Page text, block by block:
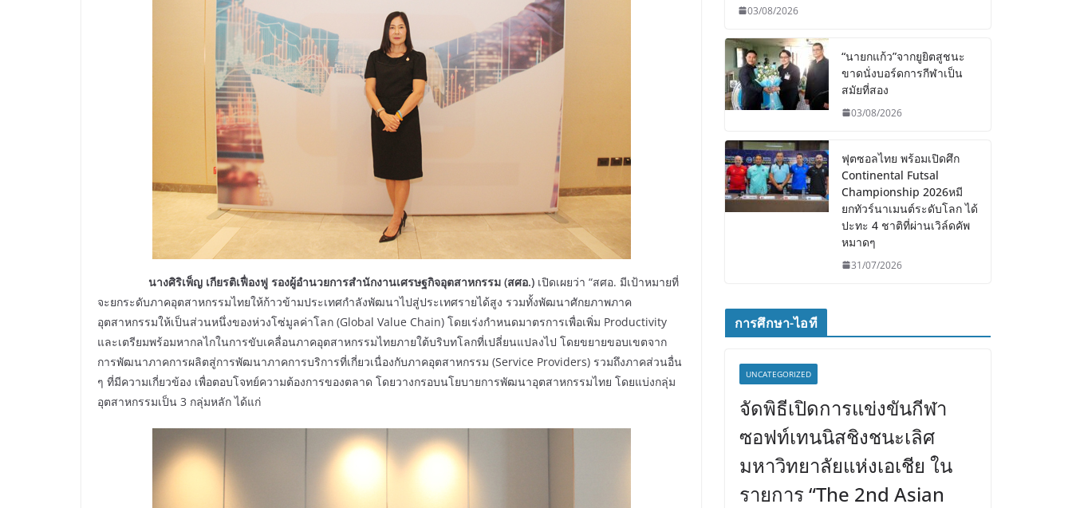
นางศิริเพ็ญ เกียรติเฟื่องฟู รองผู้อำนวยการสำนักงานเศรษฐกิจอุตสาหกรรม (สศอ.) เปิดเผยว่า “สศอ. มีเป้าหมายที่
จะยกระดับภาคอุตสาหกรรมไทยให้ก้าวข้ามประเทศกำลังพัฒนาไปสู่ประเทศรายได้สูง รวมทั้งพัฒนาศักยภาพภาค
อุตสาหกรรมให้เป็นส่วนหนึ่งของห่วงโซ่มูลค่าโลก (Global Value Chain) โดยเร่งกำหนดมาตรการเพื่อเพิ่ม Productivity
และเตรียมพร้อมหากลไกในการขับเคลื่อนภาคอุตสาหกรรมไทยภายใต้บริบทโลกที่เปลี่ยนแปลงไป โดยขยายขอบเขตจาก
การพัฒนาภาคการผลิตสู่การพัฒนาภาคการบริการที่เกี่ยวเนื่องกับภาคอุตสาหกรรม (Service Providers) รวมถึงภาคส่วนอื่น
ๆ ที่มีความเกี่ยวข้อง เพื่อตอบโจทย์ความต้องการของตลาด โดยวางกรอบนโยบายการพัฒนาอุตสาหกรรมไทย โดยแบ่งกลุ่ม
อุตสาหกรรมเป็น 3 กลุ่มหลัก ได้แก่
03/08/2026
“นายกแก้ว”จากยูยิตสูชนะ
ขาดนั่งบอร์ดการกีฬาเป็น
สมัยที่สอง
03/08/2026
ฟุตซอลไทย พร้อมเปิดศึก
Continental Futsal
Championship 2026หมี
ยกทัวร์นาเมนต์ระดับโลก ได้
ปะทะ 4 ชาติที่ผ่านเวิล์ดคัพ
หมาดๆ
31/07/2026
การศึกษา-ไอที
UNCATEGORIZED
จัดพิธีเปิดการแข่งขันกีฬา
ซอฟท์เทนนิสชิงชนะเลิศ
มหาวิทยาลัยแห่งเอเชีย ใน
รายการ “The 2nd Asian